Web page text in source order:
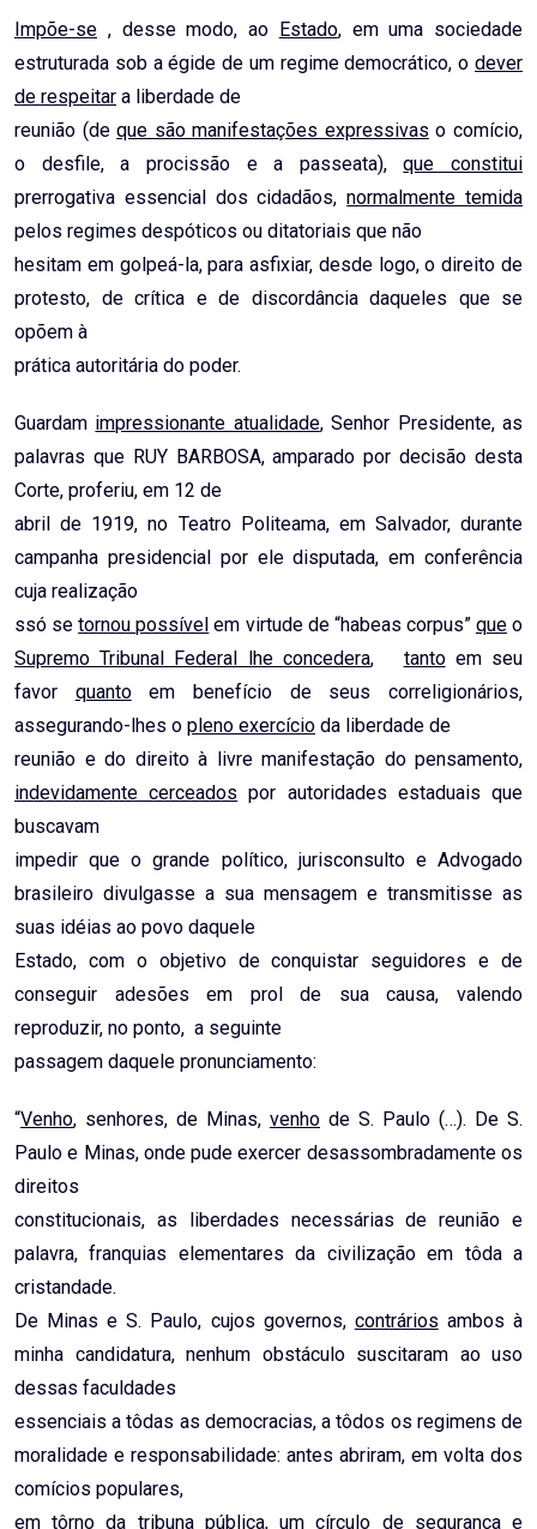
Impõe-se , desse modo, ao Estado, em uma sociedade
estruturada sob a égide de um regime democrático, o dever
de respeitar a liberdade de
reunião (deque são manifestações expressivas o comício,
o desfile, a procissão e a passeata),que constitui
prerrogativa essencial dos cidadãos,normalmente temida
pelos regimes despóticos ou ditatoriais que não
hesitam em golpeá-la, para asfixiar, desde logo, o direito de
protesto, de crítica e de discordância daqueles que se
opõem à
prática autoritária do poder.
Guardam impressionante atualidade, Senhor Presidente, as
palavras que RUY BARBOSA, amparado por decisão desta
Corte, proferiu, em 12 de
abril de 1919, no Teatro Politeama, em Salvador, durante
campanha presidencial por ele disputada, em conferência
cuja realização
ssó setornou possível em virtude de “habeas corpus” queo
Supremo Tribunal Federal lhe concedera, tantoem seu
favor quantoem benefício de seus correligionários,
assegurando-lhes o pleno exercício da liberdade de
reunião e do direito à livre manifestação do pensamento,
indevidamente cerceados por autoridades estaduais que
buscavam
impedir que o grande político, jurisconsulto e Advogado
brasileiro divulgasse a sua mensagem e transmitisse as
suas idéias ao povo daquele
Estado, com o objetivo de conquistar seguidores e de
conseguir adesões em prol de sua causa, valendo
reproduzir, no ponto, a seguinte
passagem daquele pronunciamento:
“Venho, senhores, de Minas, venho de S. Paulo (…). De S.
Paulo e Minas, onde pude exercer desassombradamente os
direitos
constitucionais, as liberdades necessárias de reunião e
palavra, franquias elementares da civilização em tôda a
cristandade.
De Minas e S. Paulo, cujos governos, contrários ambos à
minha candidatura, nenhum obstáculo suscitaram ao uso
dessas faculdades
essenciais a tôdas as democracias, a tôdos os regimens de
moralidade e responsabilidade: antes abriram, em volta dos
comícios populares,
em tôrno da tribuna pública, um círculo de segurança e